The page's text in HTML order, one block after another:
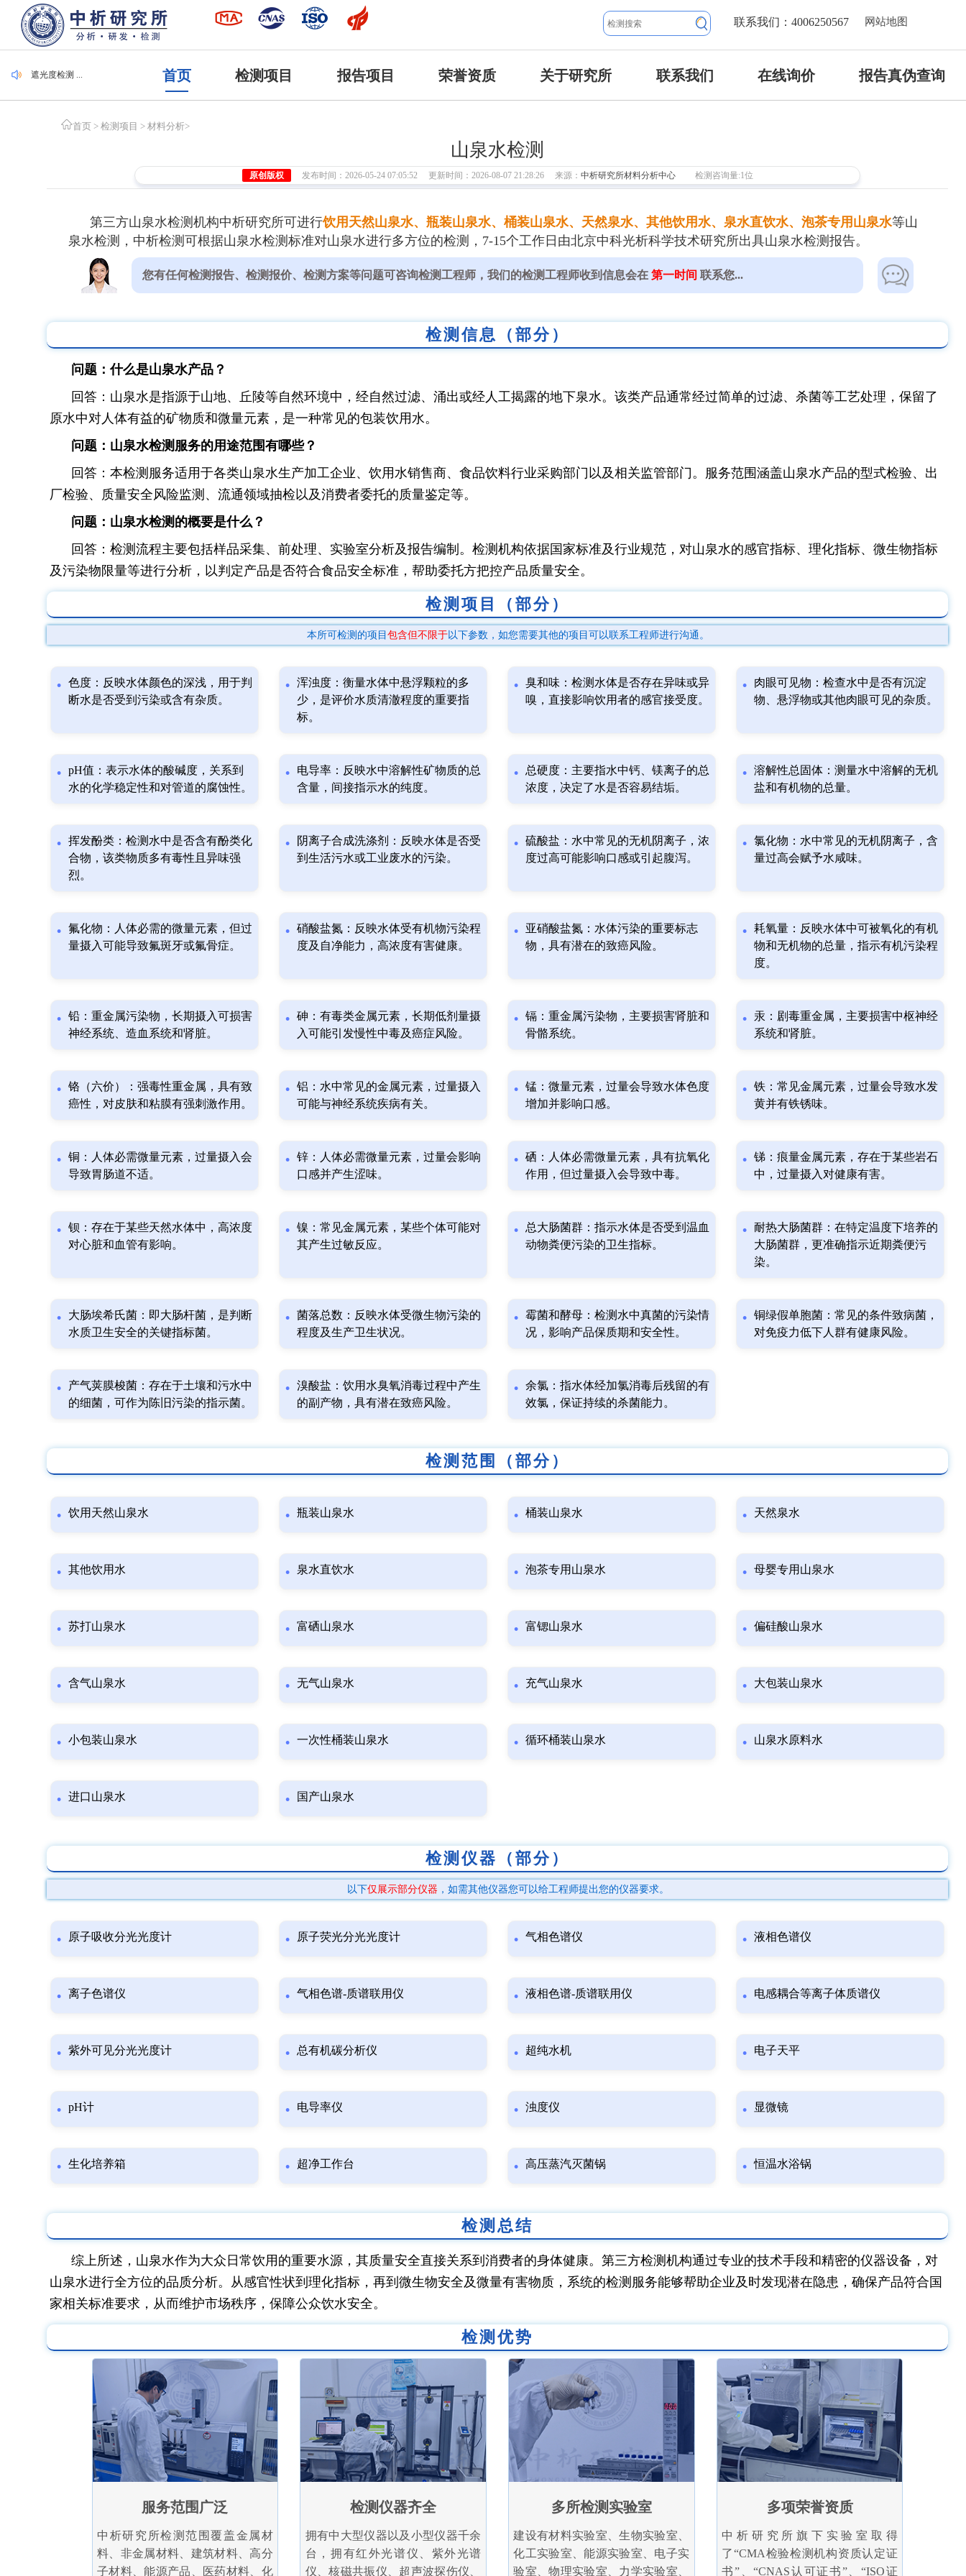
网站地图
联系我们：4006250567
毛刷检测 ...
集装袋检测 ...
遮光度检测 ...
首页 检测项目 报告项目 荣誉资质 关于研究所 联系我们 在线询价 报告真伪查询
首页 > 检测项目 > 材料分析>
山泉水检测
原创版权 发布时间：2026-05-24 07:05:52 更新时间：2026-08-07 21:28:26 来源： 中析研究所材料分析中心 检测咨询量:1位
第三方山泉水检测机构中析研究所可进行饮用天然山泉水、瓶装山泉水、桶装山泉水、天然泉水、其他饮用水、泉水直饮水、泡茶专用山泉水等山
泉水检测，中析检测可根据山泉水检测标准对山泉水进行多方位的检测，7-15个工作日由北京中科光析科学技术研究所出具山泉水检测报告。
您有任何检测报告、检测报价、检测方案等问题可咨询检测工程师，我们的检测工程师收到信息会在第一时间 联系您...
检测信息（部分）
问题：什么是山泉水产品？
回答：山泉水是指源于山地、丘陵等自然环境中，经自然过滤、涌出或经人工揭露的地下泉水。该类产品通常经过简单的过滤、杀菌等工艺处理，保留了
原水中对人体有益的矿物质和微量元素，是一种常见的包装饮用水。
问题：山泉水检测服务的用途范围有哪些？
回答：本检测服务适用于各类山泉水生产加工企业、饮用水销售商、食品饮料行业采购部门以及相关监管部门。服务范围涵盖山泉水产品的型式检验、出
厂检验、质量安全风险监测、流通领域抽检以及消费者委托的质量鉴定等。
问题：山泉水检测的概要是什么？
回答：检测流程主要包括样品采集、前处理、实验室分析及报告编制。检测机构依据国家标准及行业规范，对山泉水的感官指标、理化指标、微生物指标
及污染物限量等进行分析，以判定产品是否符合食品安全标准，帮助委托方把控产品质量安全。
检测项目（部分）
本所可检测的项目 包含但不限于以下参数，如您需要其他的项目可以联系工程师进行沟通。
色度：反映水体颜色的深浅，用于判
断水是否受到污染或含有杂质。
浑浊度：衡量水体中悬浮颗粒的多
少，是评价水质清澈程度的重要指
标。
臭和味：检测水体是否存在异味或异
嗅，直接影响饮用者的感官接受度。
肉眼可见物：检查水中是否有沉淀
物、悬浮物或其他肉眼可见的杂质。
pH值：表示水体的酸碱度，关系到
水的化学稳定性和对管道的腐蚀性。
电导率：反映水中溶解性矿物质的总
含量，间接指示水的纯度。
总硬度：主要指水中钙、镁离子的总
浓度，决定了水是否容易结垢。
溶解性总固体：测量水中溶解的无机
盐和有机物的总量。
挥发酚类：检测水中是否含有酚类化
合物，该类物质多有毒性且异味强
烈。
阴离子合成洗涤剂：反映水体是否受
到生活污水或工业废水的污染。
硫酸盐：水中常见的无机阴离子，浓
度过高可能影响口感或引起腹泻。
氯化物：水中常见的无机阴离子，含
量过高会赋予水咸味。
氟化物：人体必需的微量元素，但过
量摄入可能导致氟斑牙或氟骨症。
硝酸盐氮：反映水体受有机物污染程
度及自净能力，高浓度有害健康。
亚硝酸盐氮：水体污染的重要标志
物，具有潜在的致癌风险。
耗氧量：反映水体中可被氧化的有机
物和无机物的总量，指示有机污染程
度。
铅：重金属污染物，长期摄入可损害
神经系统、造血系统和肾脏。
砷：有毒类金属元素，长期低剂量摄
入可能引发慢性中毒及癌症风险。
镉：重金属污染物，主要损害肾脏和
骨骼系统。
汞：剧毒重金属，主要损害中枢神经
系统和肾脏。
铬（六价）：强毒性重金属，具有致
癌性，对皮肤和粘膜有强刺激作用。
铝：水中常见的金属元素，过量摄入
可能与神经系统疾病有关。
锰：微量元素，过量会导致水体色度
增加并影响口感。
铁：常见金属元素，过量会导致水发
黄并有铁锈味。
铜：人体必需微量元素，过量摄入会
导致胃肠道不适。
锌：人体必需微量元素，过量会影响
口感并产生涩味。
硒：人体必需微量元素，具有抗氧化
作用，但过量摄入会导致中毒。
锑：痕量金属元素，存在于某些岩石
中，过量摄入对健康有害。
钡：存在于某些天然水体中，高浓度
对心脏和血管有影响。
镍：常见金属元素，某些个体可能对
其产生过敏反应。
总大肠菌群：指示水体是否受到温血
动物粪便污染的卫生指标。
耐热大肠菌群：在特定温度下培养的
大肠菌群，更准确指示近期粪便污
染。
大肠埃希氏菌：即大肠杆菌，是判断
水质卫生安全的关键指标菌。
菌落总数：反映水体受微生物污染的
程度及生产卫生状况。
霉菌和酵母：检测水中真菌的污染情
况，影响产品保质期和安全性。
铜绿假单胞菌：常见的条件致病菌，
对免疫力低下人群有健康风险。
产气荚膜梭菌：存在于土壤和污水中
的细菌，可作为陈旧污染的指示菌。
溴酸盐：饮用水臭氧消毒过程中产生
的副产物，具有潜在致癌风险。
余氯：指水体经加氯消毒后残留的有
效氯，保证持续的杀菌能力。
检测范围（部分）
饮用天然山泉水 瓶装山泉水 桶装山泉水 天然泉水
其他饮用水 泉水直饮水 泡茶专用山泉水 母婴专用山泉水
苏打山泉水 富硒山泉水 富锶山泉水 偏硅酸山泉水
含气山泉水 无气山泉水 充气山泉水 大包装山泉水
小包装山泉水 一次性桶装山泉水 循环桶装山泉水 山泉水原料水
进口山泉水 国产山泉水
检测仪器（部分）
以下仅展示部分仪器 ，如需其他仪器您可以给工程师提出您的仪器要求。
原子吸收分光光度计 原子荧光分光光度计 气相色谱仪 液相色谱仪
离子色谱仪 气相色谱-质谱联用仪 液相色谱-质谱联用仪 电感耦合等离子体质谱仪
紫外可见分光光度计 总有机碳分析仪 超纯水机 电子天平
pH计 电导率仪 浊度仪 显微镜
生化培养箱 超净工作台 高压蒸汽灭菌锅 恒温水浴锅
检测总结
综上所述，山泉水作为大众日常饮用的重要水源，其质量安全直接关系到消费者的身体健康。第三方检测机构通过专业的技术手段和精密的仪器设备，对
山泉水进行全方位的品质分析。从感官性状到理化指标，再到微生物安全及微量有害物质，系统的检测服务能够帮助企业及时发现潜在隐患，确保产品符合国
家相关标准要求，从而维护市场秩序，保障公众饮水安全。
检测优势
服务范围广泛
中析研究所检测范围覆盖金属材
料、非金属材料、建筑材料、高分
子材料、能源产品、医药材料、化
检测仪器齐全
拥有中大型仪器以及小型仪器千余
台，拥有红外光谱仪、紫外光谱
仪、核磁共振仪、超声波探伤仪、
多所检测实验室
建设有材料实验室、生物实验室、
化工实验室、能源实验室、电子实
验室、物理实验室、力学实验室、
多项荣誉资质
中析研究所旗下实验室取得
了“CMA检验检测机构资质认定证
书”、“CNAS认可证书”、“ISO证